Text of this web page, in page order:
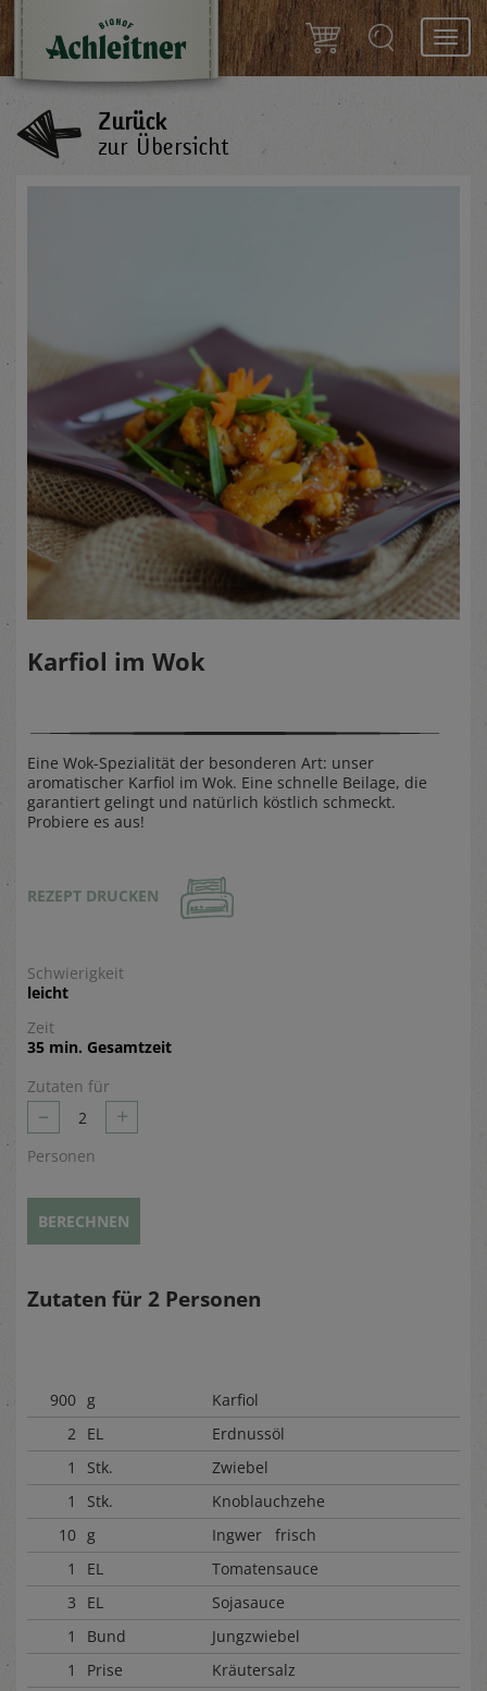
Zurück
zur Übersicht
Karfiol im Wok
Eine Wok-Spezialität der besonderen Art: unser
aromatischer Karfiol im Wok. Eine schnelle Beilage, die
garantiert gelingt und natürlich köstlich schmeckt.
Probiere es aus!
REZEPT DRUCKEN
Schwierigkeit
leicht
Zeit
35 min. Gesamtzeit
Zutaten für
– 2 +
Personen
BERECHNEN
Zutaten für 2 Personen
900 g
Karfiol
2 EL
Erdnussöl
1
Stk.
Zwiebel
1
Stk.
Knoblauchzehe
10 g
Ingwer frisch
1
EL
Tomatensauce
3
EL
Sojasauce
1
Bund
Jungzwiebel
1
Prise Kräutersalz